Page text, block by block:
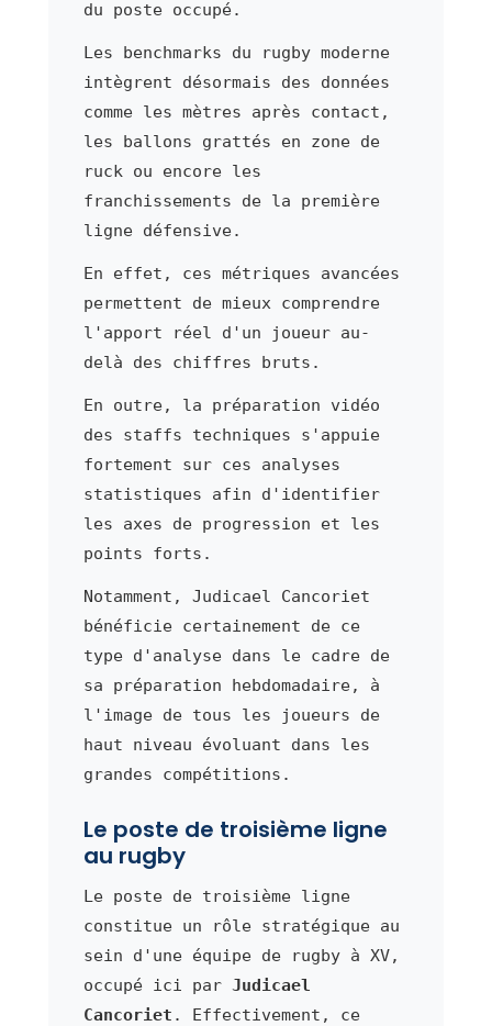
du poste occupé.
Les benchmarks du rugby moderne
intègrent désormais des données
comme les mètres après contact,
les ballons grattés en zone de
ruck ou encore les
franchissements de la première
ligne défensive.
En effet, ces métriques avancées
permettent de mieux comprendre
l'apport réel d'un joueur au-
delà des chiffres bruts.
En outre, la préparation vidéo
des staffs techniques s'appuie
fortement sur ces analyses
statistiques afin d'identifier
les axes de progression et les
points forts.
Notamment, Judicael Cancoriet
bénéficie certainement de ce
type d'analyse dans le cadre de
sa préparation hebdomadaire, à
l'image de tous les joueurs de
haut niveau évoluant dans les
grandes compétitions.
Le poste de troisième ligne
au rugby
Le poste de troisième ligne
constitue un rôle stratégique au
sein d'une équipe de rugby à XV,
occupé ici par Judicael
Cancoriet . Effectivement, ce